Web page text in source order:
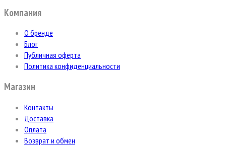
Компания
О бренде
Блог
Публичная оферта
Политика конфиденциальности
Магазин
Контакты
Доставка
Оплата
Возврат и обмен